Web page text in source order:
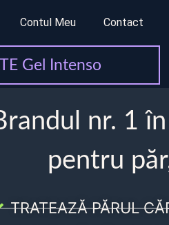
Contul Meu Contact
Gel Intenso
nr. 1
pentru
TRATEAZĂ PĂRUL